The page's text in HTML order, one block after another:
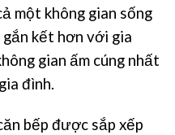
một không gian sống
kết hơn với gia
gian ấm cúng nhất
đình.
bếp được sắp xếp